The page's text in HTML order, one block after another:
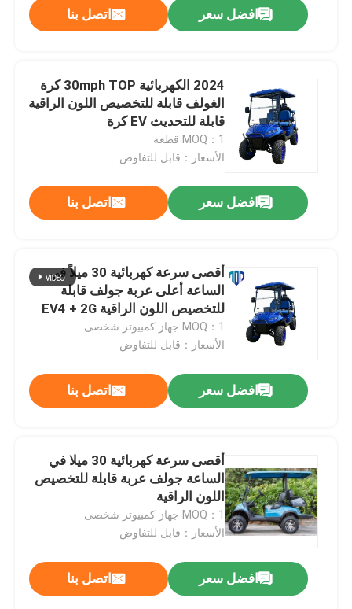
افضل سعر اتصل بنا
2024 الكهربائية 30mph TOP كرة
الغولف قابلة للتخصيص اللون الراقية
قابلة للتحديث EV كرة
MOQ：1 قطعة
الأسعار：قابل للتفاوض
افضل سعر اتصل بنا
أقصى سرعة كهربائية 30 ميلاً في
الساعة أعلى عربة جولف قابلة
للتخصيص اللون الراقية EV4 + 2G
MOQ：1 جهاز كمبيوتر شخصى
الأسعار：قابل للتفاوض
افضل سعر اتصل بنا
أقصى سرعة كهربائية 30 ميلا في
الساعة جولف عربة قابلة للتخصيص
اللون الراقية
MOQ：1 جهاز كمبيوتر شخصى
الأسعار：قابل للتفاوض
افضل سعر اتصل بنا